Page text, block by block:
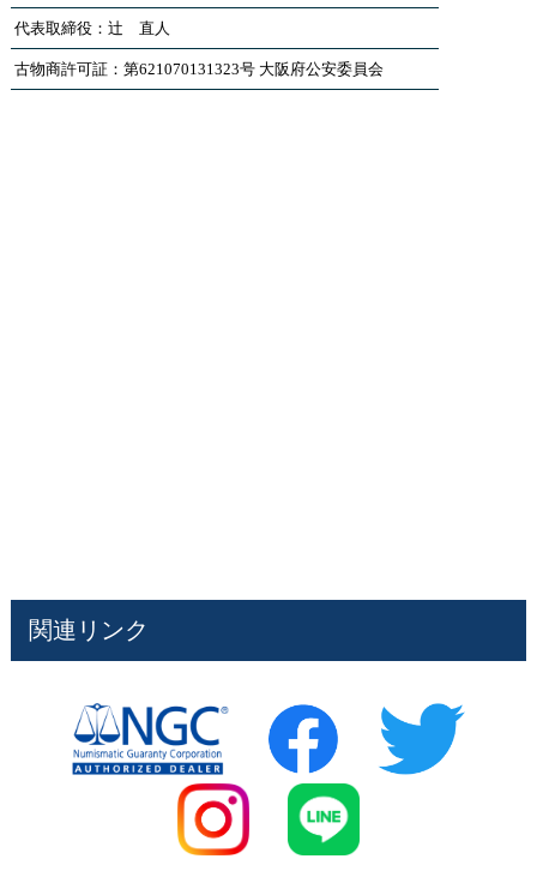
代表取締役：辻 直人
古物商許可証：第621070131323号 大阪府公安委員会
関連リンク